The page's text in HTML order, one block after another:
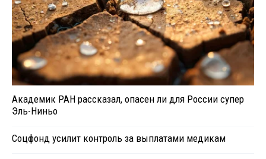
Академик РАН рассказал, опасен ли для России супер
Эль-Ниньо
Соцфонд усилит контроль за выплатами медикам